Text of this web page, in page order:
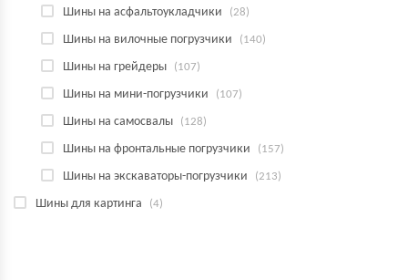
Шины на асфальтоукладчики (28)
Шины на вилочные погрузчики (140)
Шины на грейдеры (107)
Шины на мини-погрузчики (107)
Шины на самосвалы (128)
Шины на фронтальные погрузчики (157)
Шины на экскаваторы-погрузчики (213)
Шины для картинга (4)